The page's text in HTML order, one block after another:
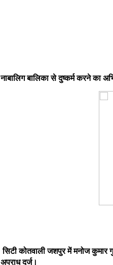
नाबालिग बालिका से दुष्कर्म करने का
सिटी कोतवाली जशपुर में मनोज कुमार
अपराध दर्ज।